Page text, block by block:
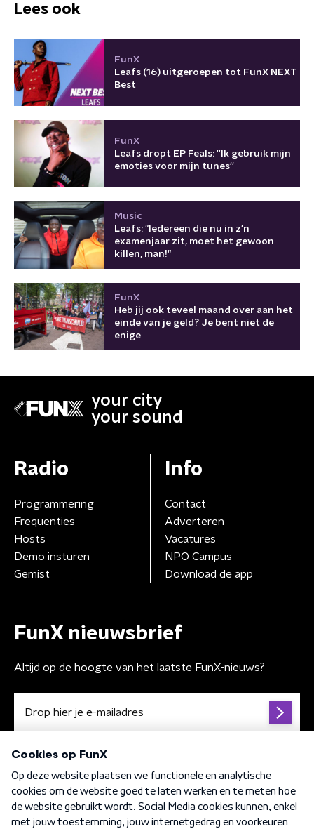
Lees ook
FunX
Leafs (16) uitgeroepen tot FunX NEXT
Best
FunX
Leafs dropt EP Feals: ''Ik gebruik mijn
emoties voor mijn tunes''
Music
Leafs: "Iedereen die nu in z'n
examenjaar zit, moet het gewoon
killen, man!"
FunX
Heb jij ook teveel maand over aan het
einde van je geld? Je bent niet de
enige
your city
your sound
Radio
Programmering
Frequenties
Hosts
Demo insturen
Gemist
Info
Contact
Adverteren
Vacatures
NPO Campus
Download de app
FunX nieuwsbrief
Altijd op de hoogte van het laatste FunX-nieuws?
Algemene voorwaarden Privacybeleid